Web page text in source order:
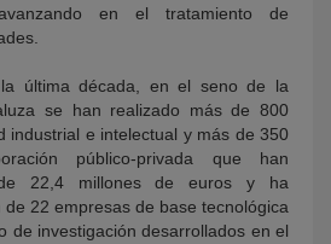
en el tratamiento de
última década, en el seno de la
se han realizado más de 800
industrial e intelectual y más de 350
público-privada que han
22,4 millones de euros y ha
22 empresas de base tecnológica
de investigación desarrollados en el